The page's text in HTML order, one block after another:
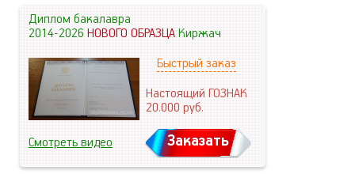
Диплом бакалавра
2014-2026НОВОГО ОБРАЗЦАКиржач
Быстрый заказ
Настоящий ГОЗНАК
20.000руб.
Смотреть видео Заказать